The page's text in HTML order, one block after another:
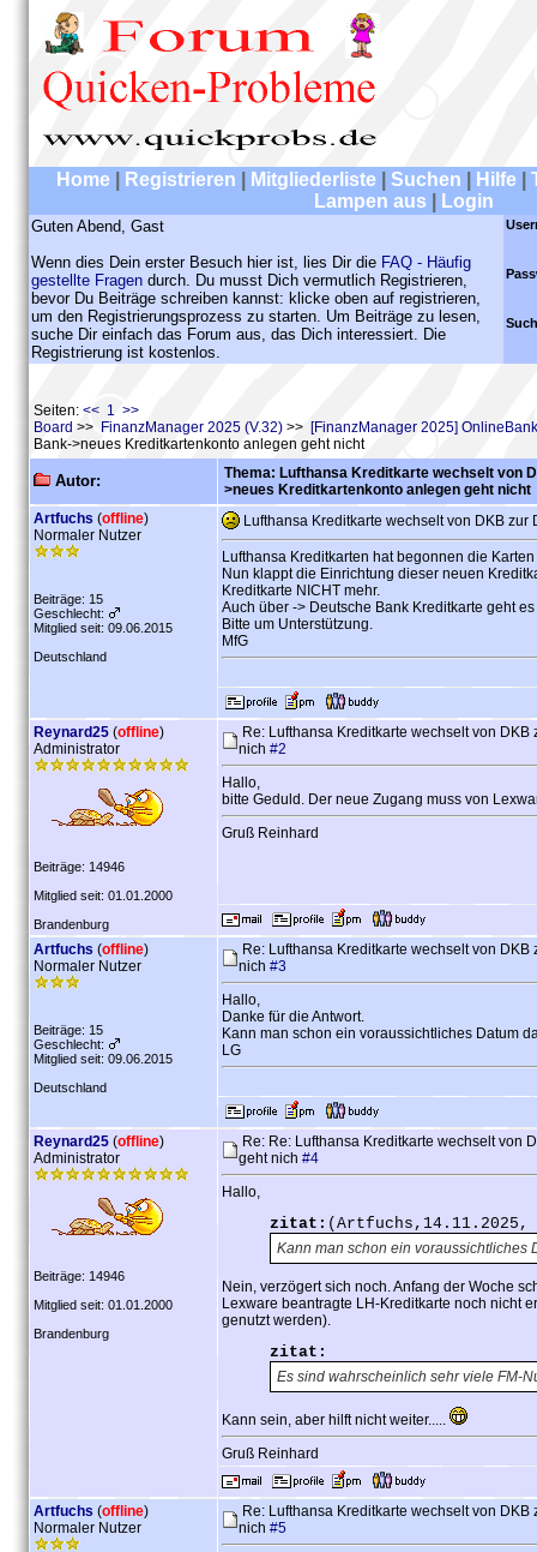
Home Registrieren Mitgliederliste Suchen Hilfe
Lampen aus
Login
Guten Abend, Gast
Wenn dies Dein erster Besuch hier ist, lies Dir die FAQ - Häufig
gestellte Fragen durch. Du musst Dich vermutlich Registrieren,
bevor Du Beiträge schreiben kannst: klicke oben auf registrieren,
um den Registrierungsprozess zu starten. Um Beiträge zu lesen,
suche Dir einfach das Forum aus, das Dich interessiert. Die
Registrierung ist kostenlos.
Seiten: << 1 >>
Board >> FinanzManager 2025 (V.32) >> [FinanzManager 2025]
Bank->neues Kreditkartenkonto anlegen geht nicht
Autor:
Thema: Lufthansa Kreditkarte wechselt von
>neues Kreditkartenkonto anlegen geht nicht
Artfuchs (offline)
Normaler Nutzer
Beiträge: 15
Geschlecht:
Mitglied seit: 09.06.2015
Deutschland
Lufthansa Kreditkarte wechselt von DKB
Lufthansa Kreditkarten hat begonnen die
Nun klappt die Einrichtung dieser neuen
Kreditkarte NICHT mehr.
Auch über -> Deutsche Bank Kreditkarte geht
Bitte um Unterstützung.
MfG
Reynard25 (offline)
Administrator
Beiträge: 14946
Mitglied seit: 01.01.2000
Brandenburg
Re: Lufthansa Kreditkarte wechselt von
nich #2
Hallo,
bitte Geduld. Der neue Zugang muss von
Gruß Reinhard
Artfuchs (offline)
Normaler Nutzer
Beiträge: 15
Geschlecht:
Mitglied seit: 09.06.2015
Deutschland
Re: Lufthansa Kreditkarte wechselt von
nich #3
Hallo,
Danke für die Antwort.
Kann man schon ein voraussichtliches Datum
LG
Reynard25 (offline)
Administrator
Beiträge: 14946
Mitglied seit: 01.01.2000
Brandenburg
Re: Re: Lufthansa Kreditkarte wechselt von
geht nich #4
Hallo,
zitat: (Artfuchs,14.11.2025,
Kann man schon ein voraussichtliches
Nein, verzögert sich noch. Anfang der Woche
Lexware beantragte LH-Kreditkarte noch nicht
genutzt werden).
zitat:
Es sind wahrscheinlich sehr viele FM-
Kann sein, aber hilft nicht weiter.....
Gruß Reinhard
Artfuchs (offline)
Normaler Nutzer
Re: Lufthansa Kreditkarte wechselt von
nich #5